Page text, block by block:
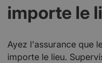
importe le
Ayez l'assurance que
importe le lieu.